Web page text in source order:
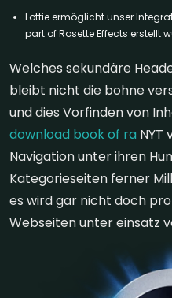
Lottie ermöglicht unser
part of Rosette Effects erstellt
Welches sekundäre
bleibt nicht die bohne
und dies Vorfinden von
download book of ra NYT
Navigation unter ihren
Kategorieseiten ferner
es wird gar nicht doch
Webseiten unter einsatz